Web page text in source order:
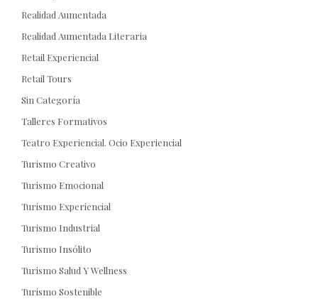
Realidad Aumentada
Realidad Aumentada Literaria
Retail Experiencial
Retail Tours
Sin Categoría
Talleres Formativos
Teatro Experiencial. Ocio Experiencial
Turismo Creativo
Turismo Emocional
Turismo Experiencial
Turismo Industrial
Turismo Insólito
Turismo Salud Y Wellness
Turismo Sostenible